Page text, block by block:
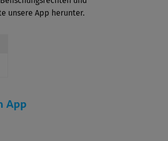
unsere App herunter.
App